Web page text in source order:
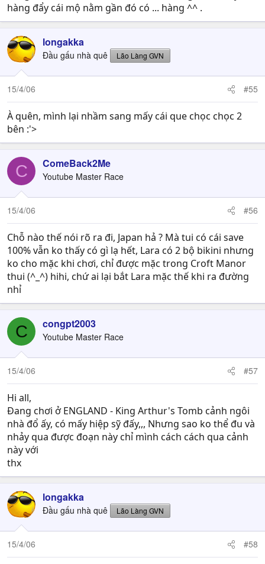
hàng đẩy cái mộ nằm gần đó có ... hàng ^^ .
longakka
Đầu gấu nhà quê Lão Làng GVN
15/4/06 #55
À quên, mình lại nhầm sang mấy cái que chọc chọc 2
bên :'>
C ComeBack2Me
Youtube Master Race
15/4/06 #56
Chỗ nào thế nói rõ ra đi, Japan hả ? Mà tui có cái save
100% vẫn ko thấy có gì lạ hết, Lara có 2 bộ bikini nhưng
ko cho mặc khi chơi, chỉ được mặc trong Croft Manor
thui (^_^) hihi, chứ ai lại bắt Lara mặc thế khi ra đường
nhỉ
C congpt2003
Youtube Master Race
15/4/06 #57
Hi all,
Đang chơi ở ENGLAND - King Arthur's Tomb cảnh ngôi
nhà đổ ấy, có mấy hiệp sỹ đấy,,, Nhưng sao ko thể đu và
nhảy qua được đoạn này chỉ mình cách cách qua cảnh
này với
thx
longakka
Đầu gấu nhà quê Lão Làng GVN
15/4/06 #58